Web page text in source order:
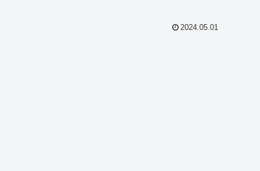
2024.05.01